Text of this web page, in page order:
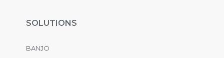
SOLUTIONS
BANJO